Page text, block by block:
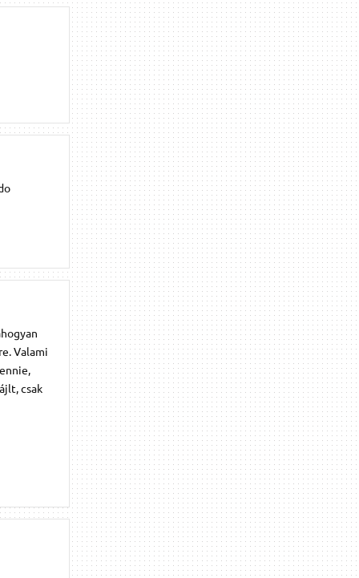
Valami
csak